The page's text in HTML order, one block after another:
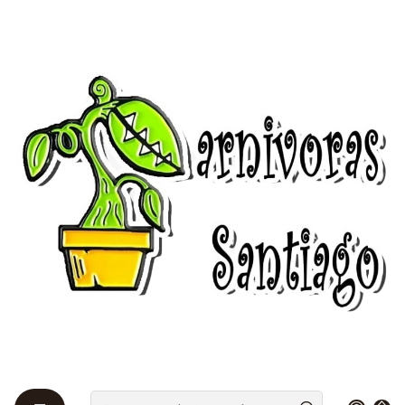
Utricularias 🌱
Utricularia es un género de plantas carnívoras de la
familia Lentibulariaceae con 215 especies, según los
estudios más modernos. que viven en agua dulce y en
suelos húmedos en todos los continentes excepto la
Antártida. Algunas plantas del género se cultivan por
sus flores a las que se las compara con frecuencia
con las de Antirrhinum y con las orquídeas.